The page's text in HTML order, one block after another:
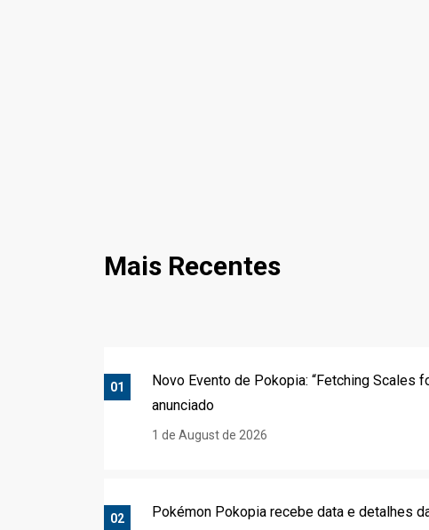
Mais Recentes
01
Novo Evento de Pokopia: “Fetching Scales
anunciado
1 de August de 2026
02
Pokémon Pokopia recebe data e detalhes